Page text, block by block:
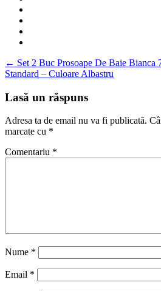
Navigare
în
articole
← Set 2 Buc Prosoape De Baie Bianca
Standard – Culoare Albastru
Lasă un răspuns
Adresa ta de email nu va fi publicată.
marcate cu *
Comentariu *
Nume *
Email *